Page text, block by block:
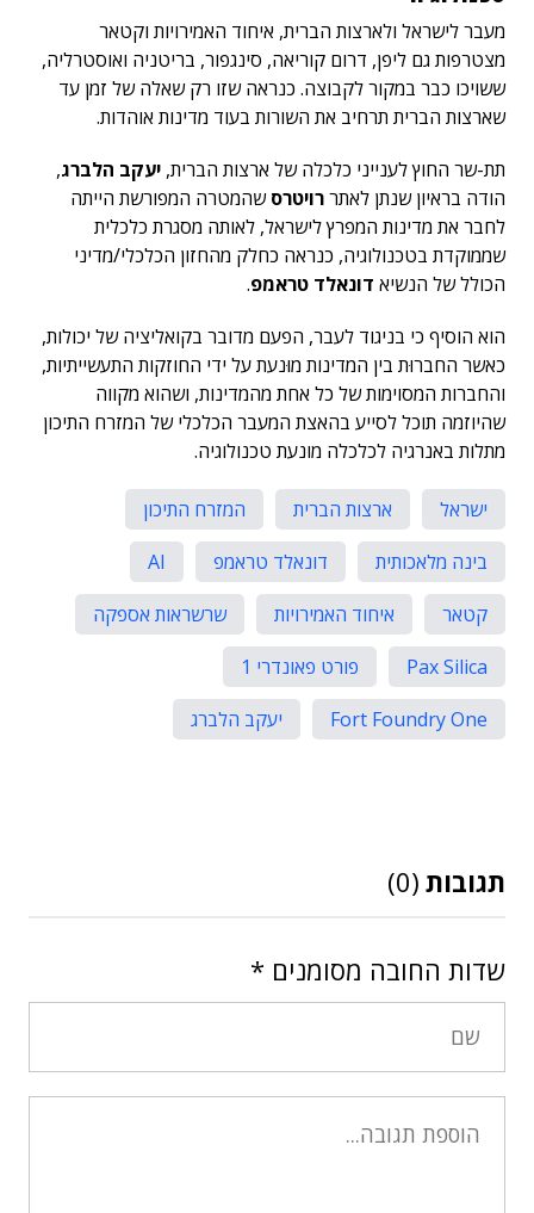
מעבר לישראל ולארצות הברית, איחוד האמירויות וקטאר
מצטרפות גם ליפן, דרום קוריאה, סינגפור, בריטניה ואוסטרליה,
ששויכו כבר במקור לקבוצה. כנראה שזו רק שאלה של זמן עד
שארצות הברית תרחיב את השורות בעוד מדינות אוהדות.
תת-שר החוץ לענייני כלכלה של ארצות הברית, יעקב הלברג,
הודה בראיון שנתן לאתררויטרסשהמטרה המפורשת הייתה
לחבר את מדינות המפרץ לישראל, לאותה מסגרת כלכלית
שממוקדת בטכנולוגיה, כנראה כחלק מהחזון הכלכלי/מדיני
הכולל של הנשיא דונאלד טראמפ.
הוא הוסיף כי בניגוד לעבר, הפעם מדובר בקואליציה של יכולות,
כאשר החברוּת בין המדינות מוּנעת על ידי החוזקות התעשייתיות,
והחברות המסוימות של כל אחת מהמדינות, ושהוא מקווה
שהיוזמה תוכל לסייע בהאצת המעבר הכלכלי של המזרח התיכון
מתלות באנרגיה לכלכלה מונעת טכנולוגיה.
ישראל ארצות הברית
המזרח התיכון
בינה מלאכותית
דונאלד טראמפ
AI
קטאר
איחוד האמירויות
שרשראות אספקה
Pax Silica
פורט פאונדרי 1
Fort Foundry One
יעקב הלברג
תגובות (0)
שדות החובה מסומנים *